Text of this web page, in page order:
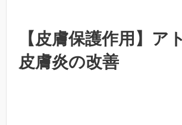
【皮膚保護作用】ア
皮膚炎の改善